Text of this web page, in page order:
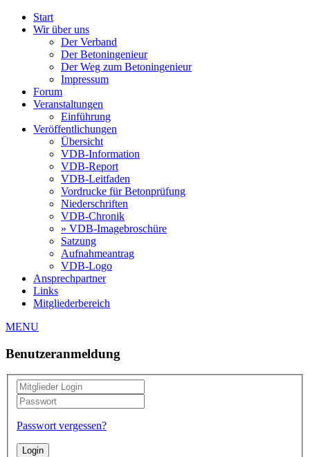
Start
Wir über uns
Der Verband
Der Betoningenieur
Der Weg zum Betoningenieur
Impressum
Forum
Veranstaltungen
Einführung
Veröffentlichungen
Übersicht
VDB-Information
VDB-Report
VDB-Leitfaden
Vordrucke für Betonprüfung
Niederschriften
VDB-Chronik
» VDB-Imagebroschüre
Satzung
Aufnahmeantrag
VDB-Logo
Ansprechpartner
Links
Mitgliederbereich
MENU
Benutzeranmeldung
Passwort vergessen?